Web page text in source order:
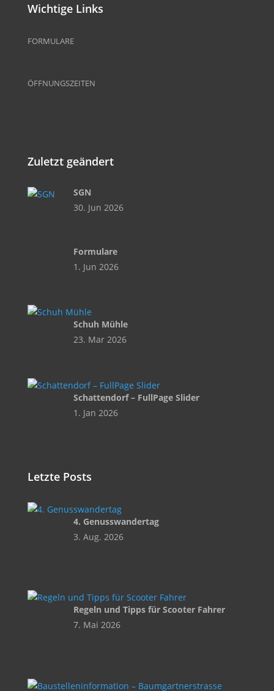
Wichtige Links
FORMULARE
ÖFFNUNGSZEITEN
Zuletzt geändert
SGN
30. Jun 2026
Formulare
1. Jun 2026
Schuh Mühle
23. Mar 2026
Schattendorf – FullPage Slider
1. Jan 2026
Letzte Posts
4. Genusswandertag
3. Aug. 2026
Regeln und Tipps für Scooter Fahrer
7. Mai 2026